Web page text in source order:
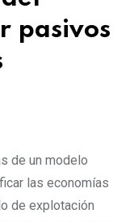
pasivos
de un modelo
las economías
de explotación